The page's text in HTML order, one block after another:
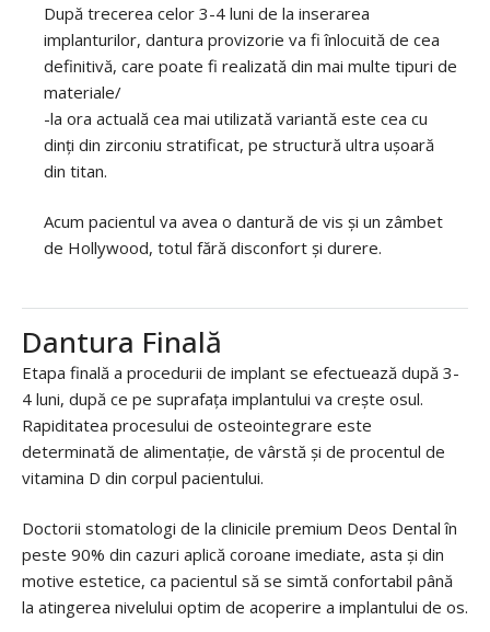
După trecerea celor 3-4 luni de la inserarea
implanturilor, dantura provizorie va fi înlocuită de cea
definitivă, care poate fi realizată din mai multe tipuri de
materiale/
-la ora actuală cea mai utilizată variantă este cea cu
dinți din zirconiu stratificat, pe structură ultra ușoară
din titan.
Acum pacientul va avea o dantură de vis și un zâmbet
de Hollywood, totul fără disconfort și durere.
Dantura Finală
Etapa finală a procedurii de implant se efectuează după 3-
4 luni, după ce pe suprafața implantului va crește osul.
Rapiditatea procesului de osteointegrare este
determinată de alimentație, de vârstă și de procentul de
vitamina D din corpul pacientului.
Doctorii stomatologi de la clinicile premium Deos Dental în
peste 90% din cazuri aplică coroane imediate, asta și din
motive estetice, ca pacientul să se simtă confortabil până
la atingerea nivelului optim de acoperire a implantului de os.